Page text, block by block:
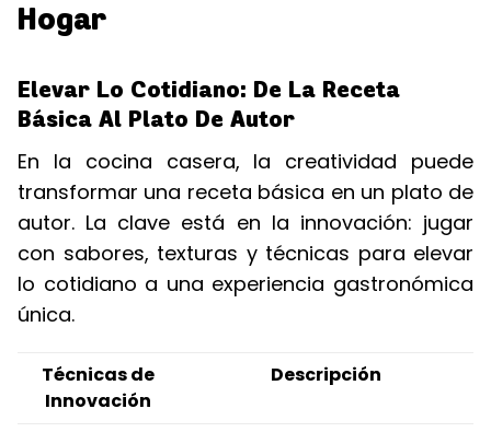
Hogar
Elevar Lo Cotidiano: De La Receta
Básica Al Plato De Autor
En la cocina casera, la creatividad puede
transformar una receta básica en un plato de
autor. La clave está en la innovación: jugar
con sabores, texturas y técnicas para elevar
lo cotidiano a una experiencia gastronómica
única.
Técnicas de
Innovación
Descripción